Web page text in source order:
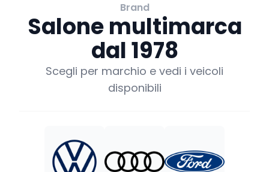
Brand
Salone multimarca
dal 1978
Scegli per marchio e vedi i veicoli
disponibili